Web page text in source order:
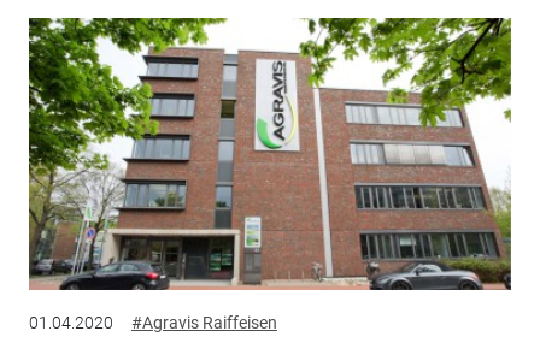
01.04.2020 #Agravis Raiffeisen